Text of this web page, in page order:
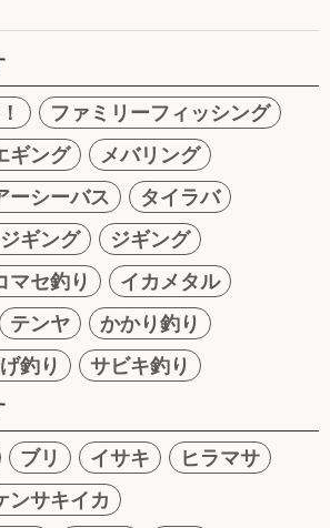
ファミリーフィッシング
ギング
メバリング
ーシーバス
タイラバ
ギング
ジギング
マセ釣り
イカメタル
テンヤ
かかり釣り
釣り
サビキ釣り
ブリ イサキ
ヒラマサ
ンサキイカ